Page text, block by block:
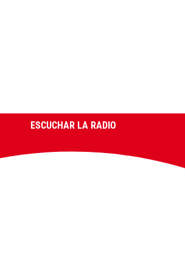
ESCUCHAR LA RADIO